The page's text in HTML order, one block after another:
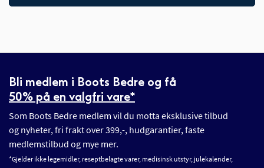
Bli medlem i Boots Bedre og få
50% på en valgfri vare*
Som Boots Bedre medlem vil du motta eksklusive tilbud
og nyheter, fri frakt over 399,-, hudgarantier, faste
medlemstilbud og mye mer.
*Gjelder ikke legemidler, reseptbelagte varer, medisinsk utstyr, julekalender,